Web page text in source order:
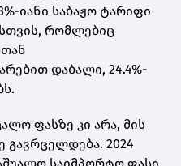
იანი საბაჟო ტარიფი
რომლებიც
დაბალი, 24.4%-
ფასზე კი არა, მის
გავრცელდება. 2024
საიმპორტო ფასი